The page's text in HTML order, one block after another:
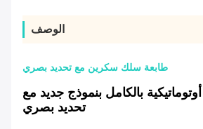
الوصف
طابعة سلك سكرين مع تحديد بصري
بالكامل بنموذج جديد مع
تحديد بصري